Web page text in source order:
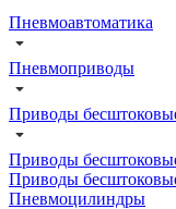
Пневмоавтоматика
Пневмоприводы
Приводы
Приводы
Приводы
Пневмоцилиндры